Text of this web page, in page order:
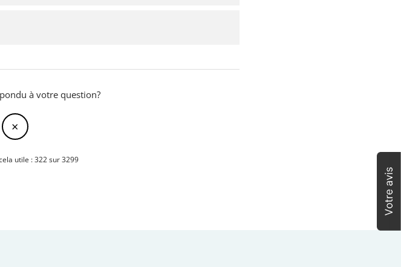
à votre question?
utile : 322 sur 3299